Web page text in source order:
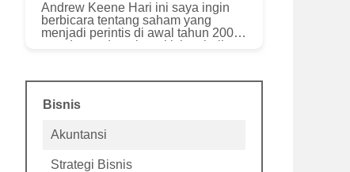
Andrew Keene Hari ini saya ingin
berbicara tentang saham yang
menjadi perintis di awal tahun 2000-
an - dan sedang bangkit kembali.
Bisnis
Akuntansi
Strategi Bisnis